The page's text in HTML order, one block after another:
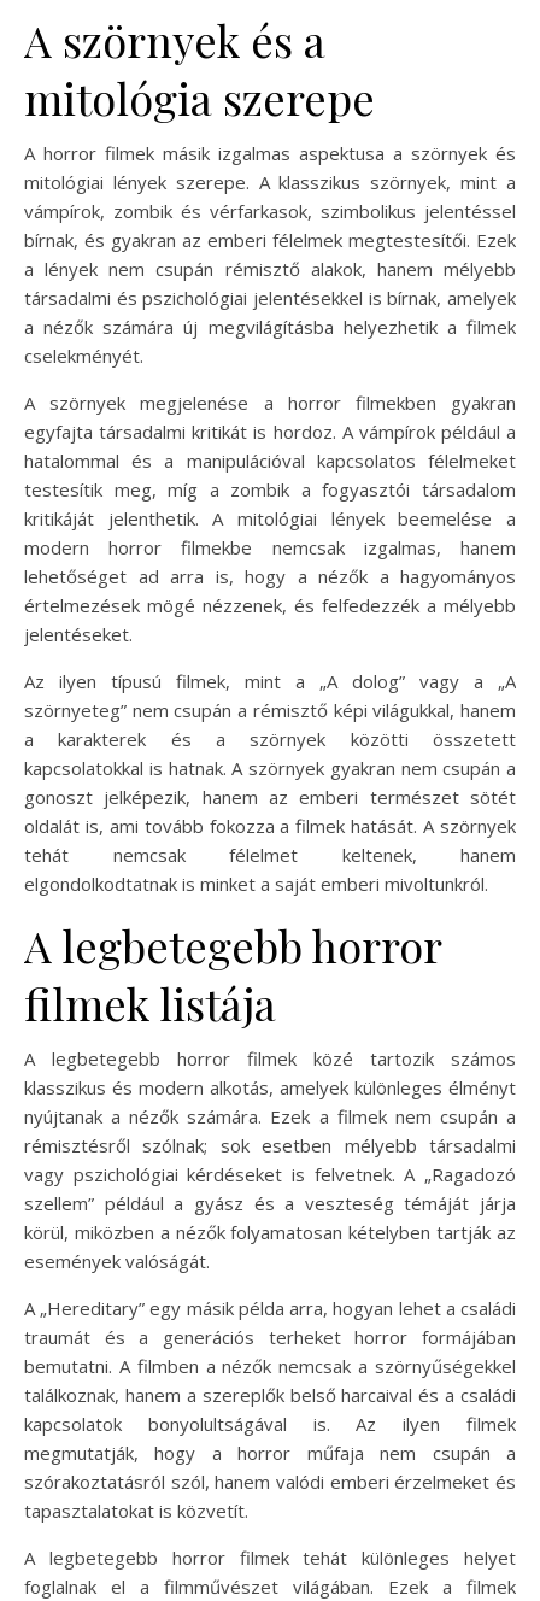
A szörnyek és a
mitológia szerepe
A horror filmek másik izgalmas aspektusa a szörnyek és
mitológiai lények szerepe. A klasszikus szörnyek, mint a
vámpírok, zombik és vérfarkasok, szimbolikus jelentéssel
bírnak, és gyakran az emberi félelmek megtestesítői. Ezek
a lények nem csupán rémisztő alakok, hanem mélyebb
társadalmi és pszichológiai jelentésekkel is bírnak, amelyek
a nézők számára új megvilágításba helyezhetik a filmek
cselekményét.
A szörnyek megjelenése a horror filmekben gyakran
egyfajta társadalmi kritikát is hordoz. A vámpírok például a
hatalommal és a manipulációval kapcsolatos félelmeket
testesítik meg, míg a zombik a fogyasztói társadalom
kritikáját jelenthetik. A mitológiai lények beemelése a
modern horror filmekbe nemcsak izgalmas, hanem
lehetőséget ad arra is, hogy a nézők a hagyományos
értelmezések mögé nézzenek, és felfedezzék a mélyebb
jelentéseket.
Az ilyen típusú filmek, mint a „A dolog” vagy a „A
szörnyeteg” nem csupán a rémisztő képi világukkal, hanem
a karakterek és a szörnyek közötti összetett
kapcsolatokkal is hatnak. A szörnyek gyakran nem csupán a
gonoszt jelképezik, hanem az emberi természet sötét
oldalát is, ami tovább fokozza a filmek hatását. A szörnyek
tehát nemcsak félelmet keltenek, hanem
elgondolkodtatnak is minket a saját emberi mivoltunkról.
A legbetegebb horror
filmek listája
A legbetegebb horror filmek közé tartozik számos
klasszikus és modern alkotás, amelyek különleges élményt
nyújtanak a nézők számára. Ezek a filmek nem csupán a
rémisztésről szólnak; sok esetben mélyebb társadalmi
vagy pszichológiai kérdéseket is felvetnek. A „Ragadozó
szellem” például a gyász és a veszteség témáját járja
körül, miközben a nézők folyamatosan kételyben tartják az
események valóságát.
A „Hereditary” egy másik példa arra, hogyan lehet a családi
traumát és a generációs terheket horror formájában
bemutatni. A filmben a nézők nemcsak a szörnyűségekkel
találkoznak, hanem a szereplők belső harcaival és a családi
kapcsolatok bonyolultságával is. Az ilyen filmek
megmutatják, hogy a horror műfaja nem csupán a
szórakoztatásról szól, hanem valódi emberi érzelmeket és
tapasztalatokat is közvetít.
A legbetegebb horror filmek tehát különleges helyet
foglalnak el a filmművészet világában. Ezek a filmek